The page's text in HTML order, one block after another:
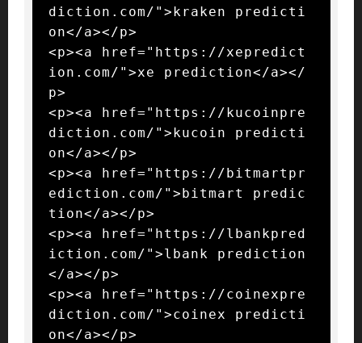
diction.com/">kraken predicti
on</a></p>
<p><a href="https://xepredict
ion.com/">xe prediction</a></
p>
<p><a href="https://kucoinpre
diction.com/">kucoin predicti
on</a></p>
<p><a href="https://bitmartpr
ediction.com/">bitmart predic
tion</a></p>
<p><a href="https://lbankpred
iction.com/">lbank prediction
</a></p>
<p><a href="https://coinexpre
diction.com/">coinex predicti
on</a></p>